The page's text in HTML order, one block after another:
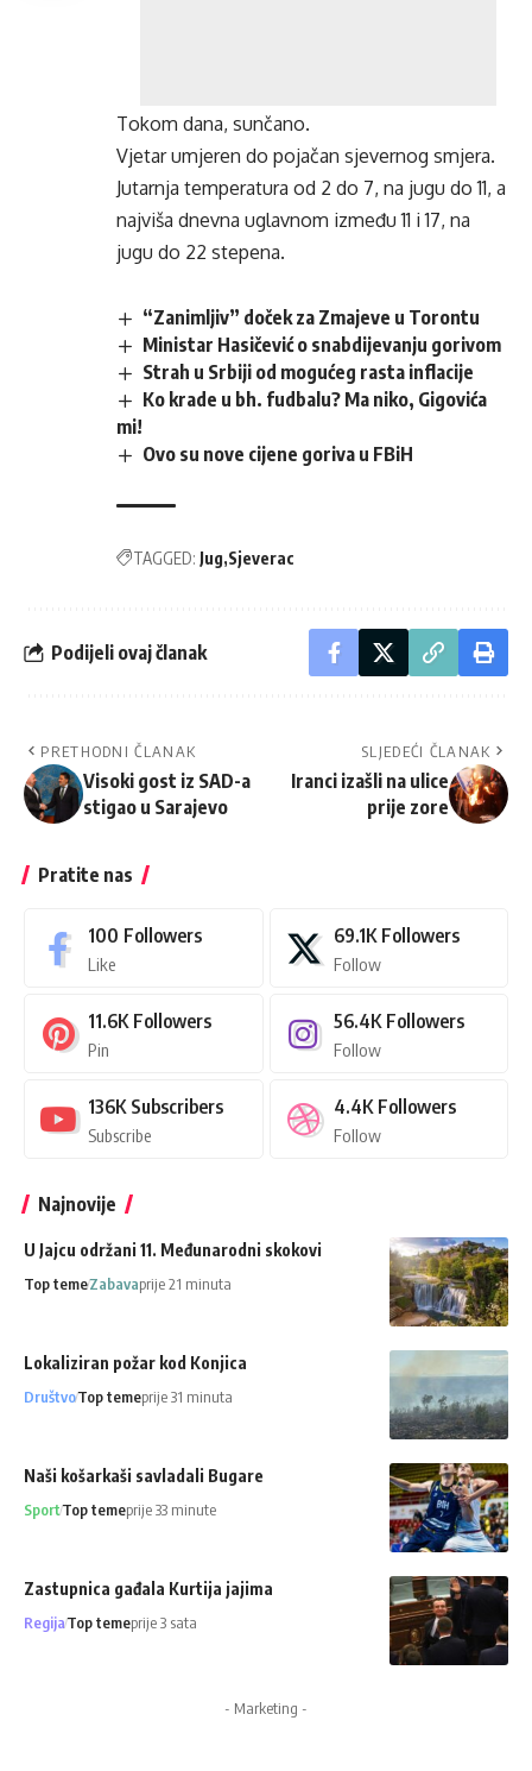
Tokom dana, sunčano.
Vjetar umjeren do pojačan sjevernog smjera.
Jutarnja temperatura od 2 do 7, na jugu do 11, a
najviša dnevna uglavnom između 11 i 17, na
jugu do 22 stepena.
“Zanimljiv” doček za Zmajeve u Torontu
Ministar Hasičević o snabdijevanju gorivom
Strah u Srbiji od mogućeg rasta inflacije
Ko krade u bh. fudbalu? Ma niko, Gigovića
mi!
Ovo su nove cijene goriva u FBiH
TAGGED: Jug Sjeverac
Podijeli ovaj članak
PRETHODNI ČLANAK
Visoki gost iz SAD-a
stigao u Sarajevo
SLJEDEĆI ČLANAK
Iranci izašli na ulice
prije zore
Pratite nas
100 Followers
Like
69.1K Followers
Follow
11.6K Followers
Pin
56.4K Followers
Follow
136K Subscribers
Subscribe
4.4K Followers
Follow
Najnovije
U Jajcu održani 11. Međunarodni skokovi
Top temeZabavaprije 21 minuta
Lokaliziran požar kod Konjica
DruštvoTop temeprije 31 minuta
Naši košarkaši savladali Bugare
SportTop temeprije 33 minute
Zastupnica gađala Kurtija jajima
RegijaTop temeprije 3 sata
- Marketing -